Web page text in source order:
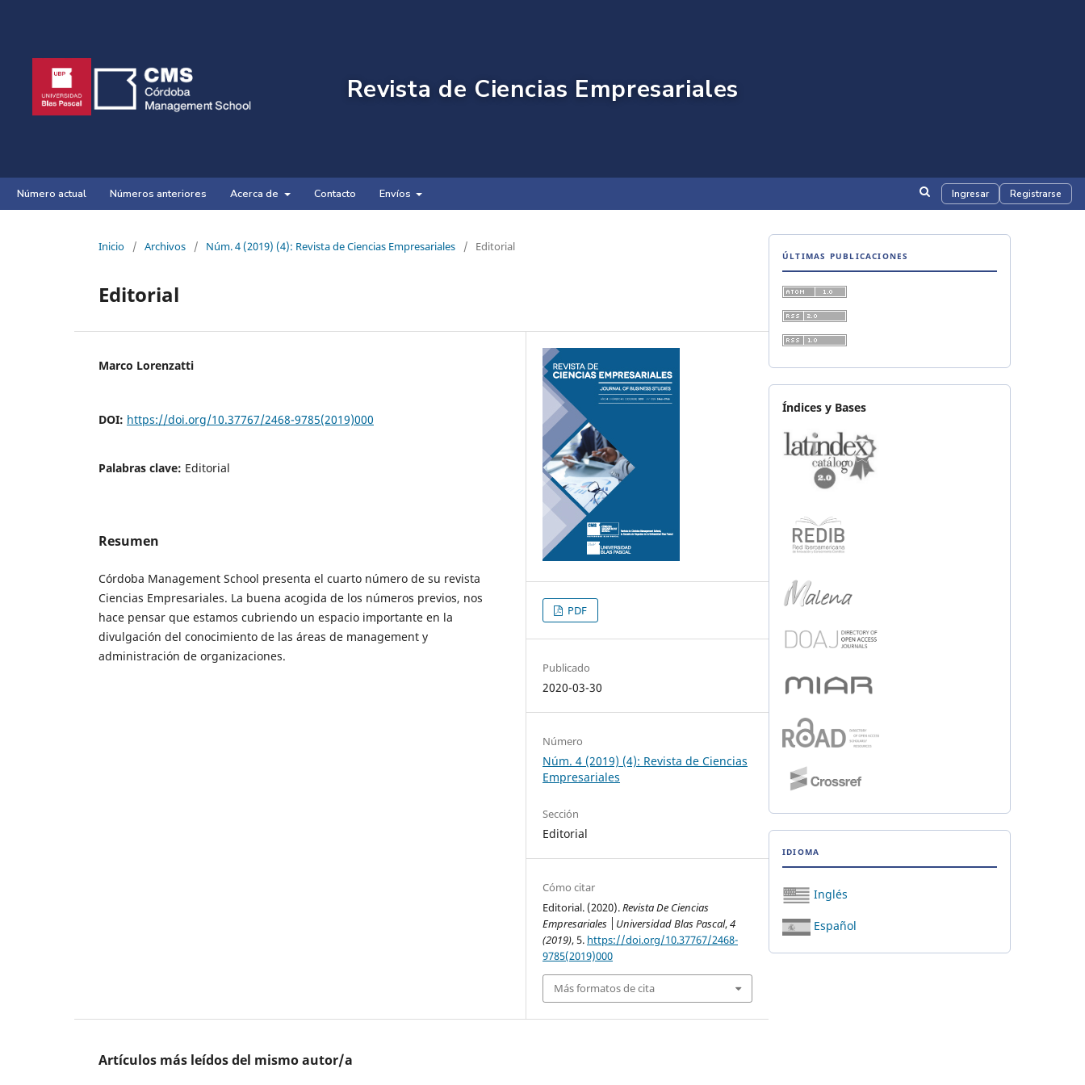
Revista de Ciencias Empresariales
Número actual Números anteriores Acerca de Contacto Envíos Ingresar Registrarse
Inicio / Archivos / Núm. 4 (2019) (4): Revista de Ciencias Empresariales / Editorial
Editorial
Marco Lorenzatti
DOI: https://doi.org/10.37767/2468-9785(2019)000
Palabras clave: Editorial
Resumen
Córdoba Management School presenta el cuarto número de su revista
Ciencias Empresariales. La buena acogida de los números previos, nos
hace pensar que estamos cubriendo un espacio importante en la
divulgación del conocimiento de las áreas de management y
administración de organizaciones.
PDF
Publicado
2020-03-30
Número
Núm. 4 (2019) (4): Revista de Ciencias
Empresariales
Sección
Editorial
Cómo citar
Editorial. (2020).Revista De Ciencias
Empresariales │Universidad Blas Pascal,4
(2019), 5. https://doi.org/10.37767/2468-
9785(2019)000
Más formatos de cita
Artículos más leídos del mismo autor/a
ÚLTIMAS PUBLICACIONES
Índices y Bases
IDIOMA
Inglés
Español